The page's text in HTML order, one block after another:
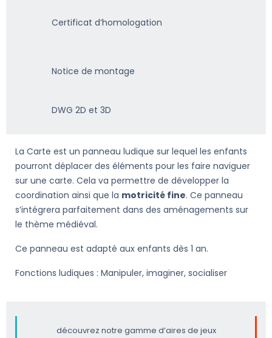
Certificat d’homologation
Notice de montage
DWG 2D et 3D
La Carte est un panneau ludique sur lequel les enfants
pourront déplacer des éléments pour les faire naviguer
sur une carte. Cela va permettre de développer la
coordination ainsi que la motricité fine. Ce panneau
s’intégrera parfaitement dans des aménagements sur
le thème médiéval.
Ce panneau est adapté aux enfants dès 1 an.
Fonctions ludiques : Manipuler, imaginer, socialiser
découvrez notre gamme d’aires de jeux